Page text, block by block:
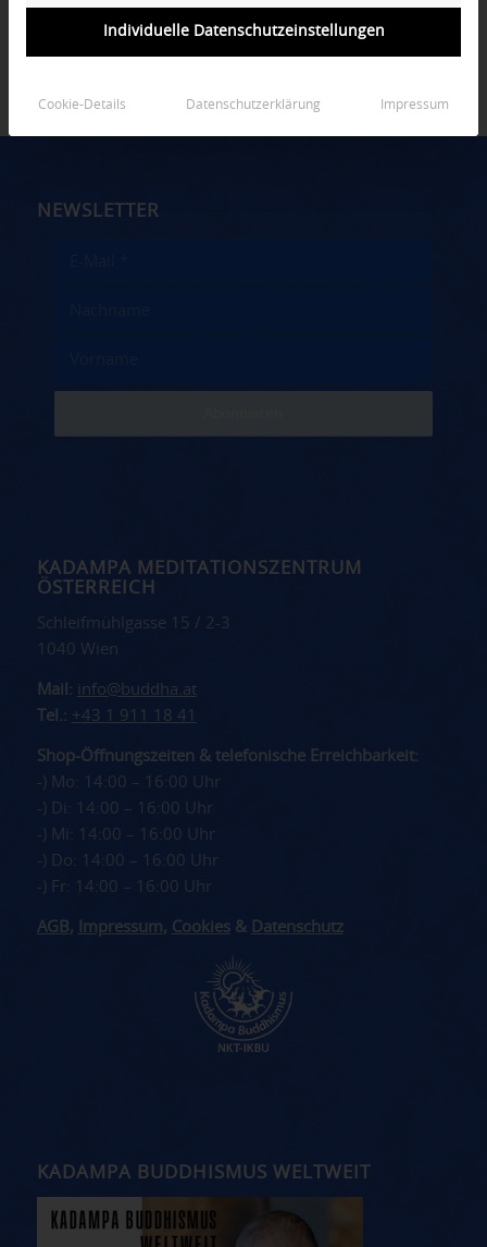
NEWSLETTER
KADAMPA MEDITATIONSZENTRUM
ÖSTERREICH
Schleifmühlgasse 15 / 2-3
1040 Wien
Mail: info@buddha.at
Tel.: +43 1 911 18 41
Shop-Öffnungszeiten & telefonische Erreichbarkeit:
-) Mo: 14:00 – 16:00 Uhr
-) Di: 14:00 – 16:00 Uhr
-) Mi: 14:00 – 16:00 Uhr
-) Do: 14:00 – 16:00 Uhr
-) Fr: 14:00 – 16:00 Uhr
AGB , Impressum, Cookies& Datenschutz
KADAMPA BUDDHISMUS WELTWEIT
Individuelle Datenschutzeinstellungen
Cookie-Details Datenschutzerklärung Impressum